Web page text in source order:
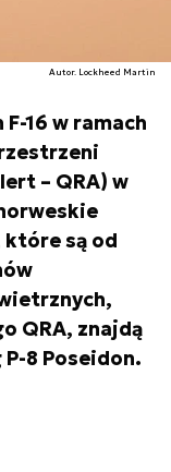
Autor. Lockheed Martin
16 w ramach
– QRA) w
które są od
QRA, znajdą
8 Poseidon.